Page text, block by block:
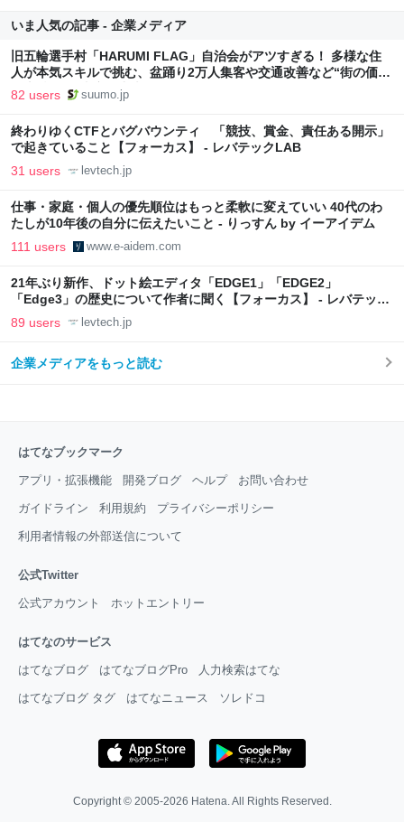
いま人気の記事 - 企業メディア
旧五輪選手村「HARUMI FLAG」自治会がアツすぎる！ 多様な住
人が本気スキルで挑む、盆踊り2万人集客や交通改善など“街の価値
向上”戦略 東京・中央区
82 users suumo.jp
終わりゆくCTFとバグバウンティ 「競技、賞金、責任ある開示」
で起きていること【フォーカス】 - レバテックLAB
31 users levtech.jp
仕事・家庭・個人の優先順位はもっと柔軟に変えていい 40代のわ
たしが10年後の自分に伝えたいこと - りっすん by イーアイデム
111 users www.e-aidem.com
21年ぶり新作、ドット絵エディタ「EDGE1」「EDGE2」
「Edge3」の歴史について作者に聞く【フォーカス】 - レバテック
LAB
89 users levtech.jp
企業メディアをもっと読む
はてなブックマーク
アプリ・拡張機能 開発ブログ ヘルプ お問い合わせ
ガイドライン 利用規約 プライバシーポリシー
利用者情報の外部送信について
公式Twitter
公式アカウント ホットエントリー
はてなのサービス
はてなブログ はてなブログPro 人力検索はてな
はてなブログ タグ はてなニュース ソレドコ
Copyright © 2005-2026 Hatena . All Rights Reserved.